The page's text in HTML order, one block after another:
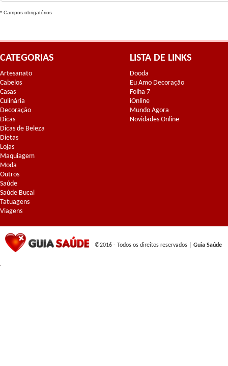
* Campos obrigatórios
CATEGORIAS
Artesanato
Cabelos
Casas
Culinária
Decoração
Dicas
Dicas de Beleza
Dietas
Lojas
Maquiagem
Moda
Outros
Saúde
Saúde Bucal
Tatuagens
Viagens
LISTA DE LINKS
Dooda
Eu Amo Decoração
Folha 7
iOnline
Mundo Agora
Novidades Online
©2016 - Todos os direitos reservados | Guia Saúde